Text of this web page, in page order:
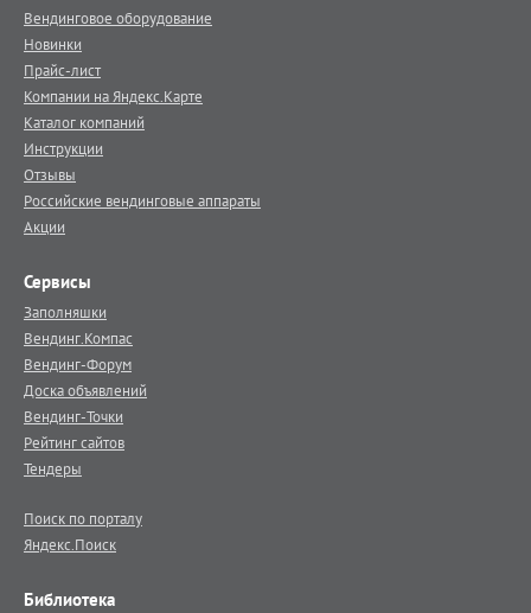
Вендинговое оборудование
Новинки
Прайс-лист
Компании на Яндекс.Карте
Каталог компаний
Инструкции
Отзывы
Российские вендинговые аппараты
Акции
Сервисы
Заполняшки
Вендинг.Компас
Вендинг-Форум
Доска объявлений
Вендинг-Точки
Рейтинг сайтов
Тендеры
Поиск по порталу
Яндекс.Поиск
Библиотека